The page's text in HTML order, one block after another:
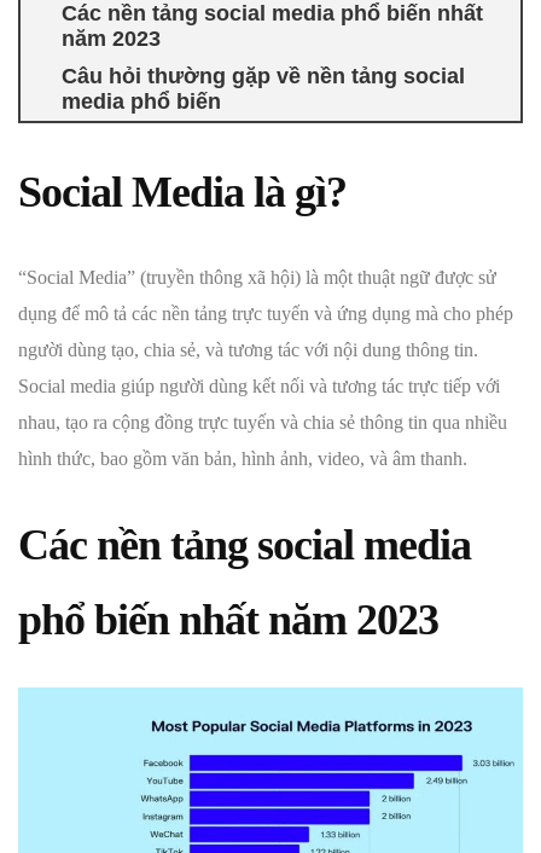
Các nền tảng social media phổ biến nhất
năm 2023
Câu hỏi thường gặp về nền tảng social
media phổ biến
Social Media là gì?
“Social Media” (truyền thông xã hội) là một thuật ngữ được sử
dụng để mô tả các nền tảng trực tuyến và ứng dụng mà cho phép
người dùng tạo, chia sẻ, và tương tác với nội dung thông tin.
Social media giúp người dùng kết nối và tương tác trực tiếp với
nhau, tạo ra cộng đồng trực tuyến và chia sẻ thông tin qua nhiều
hình thức, bao gồm văn bản, hình ảnh, video, và âm thanh.
Các nền tảng social media
phổ biến nhất năm 2023